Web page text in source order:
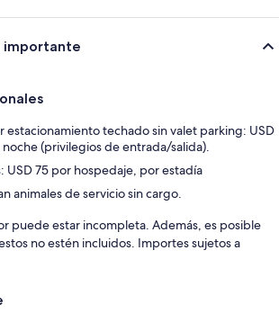
importante
estacionamiento techado sin valet parking: USD
noche (privilegios de entrada/salida).
USD 75 por hospedaje, por estadía
animales de servicio sin cargo.
puede estar incompleta. Además, es posible
no estén incluidos. Importes sujetos a